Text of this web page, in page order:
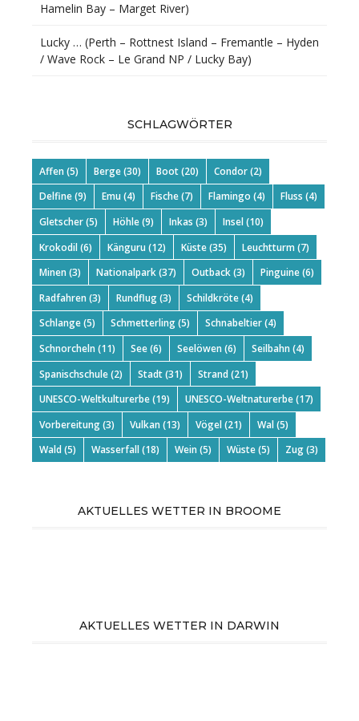
Hamelin Bay – Marget River)
Lucky … (Perth – Rottnest Island – Fremantle – Hyden
/ Wave Rock – Le Grand NP / Lucky Bay)
SCHLAGWÖRTER
Affen (5) Berge(30) Boot(20) Condor(2)
Delfine(9) Emu (4) Fische(7) Flamingo (4) Fluss (4)
Gletscher(5) Höhle(9) Inkas (3) Insel(10)
Krokodil(6) Känguru (12) Küste(35) Leuchtturm (7)
Minen (3) Nationalpark(37) Outback(3) Pinguine(6)
Radfahren (3) Rundflug(3) Schildkröte(4)
Schlange(5) Schmetterling(5) Schnabeltier(4)
Schnorcheln (11) See(6) Seelöwen (6) Seilbahn (4)
Spanischschule(2) Stadt(31) Strand (21)
UNESCO-Weltkulturerbe(19) UNESCO-Weltnaturerbe(17)
Vorbereitung(3) Vulkan (13) Vögel(21) Wal(5)
Wald (5) Wasserfall(18) Wein (5) Wüste(5) Zug(3)
AKTUELLES WETTER IN BROOME
AKTUELLES WETTER IN DARWIN